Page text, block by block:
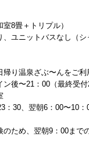
室8畳＋トリプル）
、ユニットバスなし（シ
帰り温泉ざぶ〜んをご
後〜21：00（最終受付
：30、翌朝6：00〜10：
ため、翌朝9：00まで